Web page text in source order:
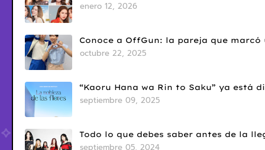
enero 12, 2026
Conoce a OffGun: la pareja que
octubre 22, 2025
“Kaoru Hana wa Rin to Saku” ya está
septiembre 09, 2025
Todo lo que debes saber antes de la
septiembre 05, 2024